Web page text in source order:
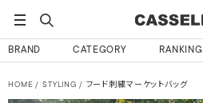
BRAND CATEGORY RANKING
HOME STYLING フード刺繍マーケットバッグ